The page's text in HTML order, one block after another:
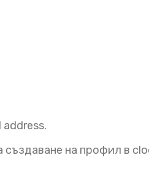
на профил в